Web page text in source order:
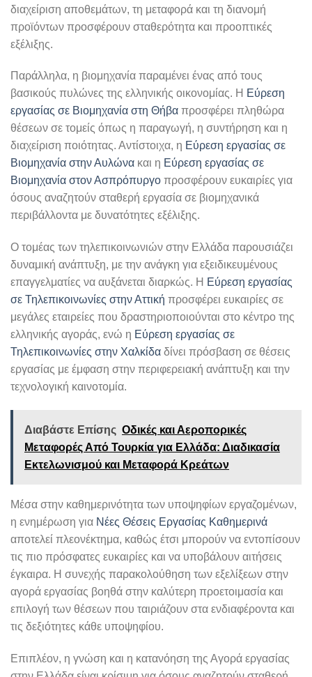
διαχείριση αποθεμάτων, τη μεταφορά και τη διανομή
προϊόντων προσφέρουν σταθερότητα και προοπτικές
εξέλιξης.
Παράλληλα, η βιομηχανία παραμένει ένας από τους
βασικούς πυλώνες της ελληνικής οικονομίας. Η Εύρεση
εργασίας σε Βιομηχανία στη Θήβα προσφέρει πληθώρα
θέσεων σε τομείς όπως η παραγωγή, η συντήρηση και η
διαχείριση ποιότητας. Αντίστοιχα, η Εύρεση εργασίας σε
Βιομηχανία στην Αυλώνα και η Εύρεση εργασίας σε
Βιομηχανία στον Ασπρόπυργο προσφέρουν ευκαιρίες για
όσους αναζητούν σταθερή εργασία σε βιομηχανικά
περιβάλλοντα με δυνατότητες εξέλιξης.
Ο τομέας των τηλεπικοινωνιών στην Ελλάδα παρουσιάζει
δυναμική ανάπτυξη, με την ανάγκη για εξειδικευμένους
επαγγελματίες να αυξάνεται διαρκώς. Η Εύρεση εργασίας
σε Τηλεπικοινωνίες στην Αττική προσφέρει ευκαιρίες σε
μεγάλες εταιρείες που δραστηριοποιούνται στο κέντρο της
ελληνικής αγοράς, ενώ η Εύρεση εργασίας σε
Τηλεπικοινωνίες στην Χαλκίδα δίνει πρόσβαση σε θέσεις
εργασίας με έμφαση στην περιφερειακή ανάπτυξη και την
τεχνολογική καινοτομία.
Διαβάστε Επίσης Οδικές και Αεροπορικές
Μεταφορές Από Τουρκία για Ελλάδα: Διαδικασία
Εκτελωνισμού και Μεταφορά Κρεάτων
Μέσα στην καθημερινότητα των υποψηφίων εργαζομένων,
η ενημέρωση για Νέες Θέσεις Εργασίας Καθημερινά
αποτελεί πλεονέκτημα, καθώς έτσι μπορούν να εντοπίσουν
τις πιο πρόσφατες ευκαιρίες και να υποβάλουν αιτήσεις
έγκαιρα. Η συνεχής παρακολούθηση των εξελίξεων στην
αγορά εργασίας βοηθά στην καλύτερη προετοιμασία και
επιλογή των θέσεων που ταιριάζουν στα ενδιαφέροντα και
τις δεξιότητες κάθε υποψηφίου.
Επιπλέον, η γνώση και η κατανόηση της Αγορά εργασίας